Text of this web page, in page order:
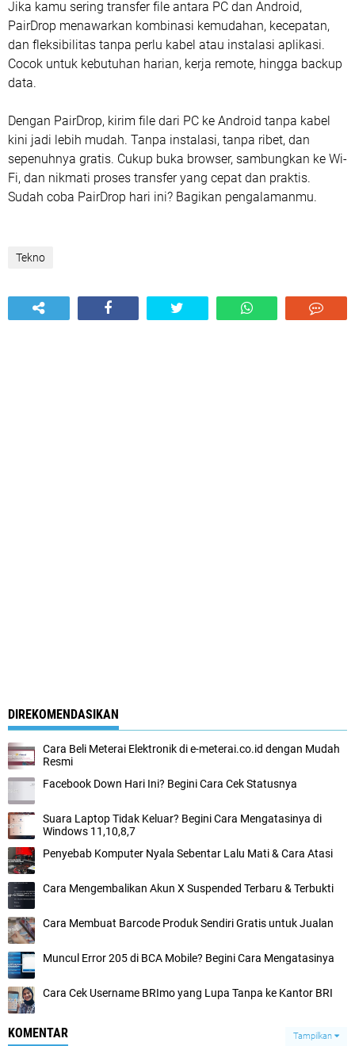
Jika kamu sering transfer file antara PC dan Android,
PairDrop menawarkan kombinasi kemudahan, kecepatan,
dan fleksibilitas tanpa perlu kabel atau instalasi aplikasi.
Cocok untuk kebutuhan harian, kerja remote, hingga backup
data.
Dengan PairDrop, kirim file dari PC ke Android tanpa kabel
kini jadi lebih mudah. Tanpa instalasi, tanpa ribet, dan
sepenuhnya gratis. Cukup buka browser, sambungkan ke Wi-
Fi, dan nikmati proses transfer yang cepat dan praktis.
Sudah coba PairDrop hari ini? Bagikan pengalamanmu.
Tekno
DIREKOMENDASIKAN
Cara Beli Meterai Elektronik di e-meterai.co.id dengan Mudah
Resmi
Facebook Down Hari Ini? Begini Cara Cek Statusnya
Suara Laptop Tidak Keluar? Begini Cara Mengatasinya di
Windows 11,10,8,7
Penyebab Komputer Nyala Sebentar Lalu Mati & Cara Atasi
Cara Mengembalikan Akun X Suspended Terbaru & Terbukti
Cara Membuat Barcode Produk Sendiri Gratis untuk Jualan
Muncul Error 205 di BCA Mobile? Begini Cara Mengatasinya
Cara Cek Username BRImo yang Lupa Tanpa ke Kantor BRI
KOMENTAR Tampilkan